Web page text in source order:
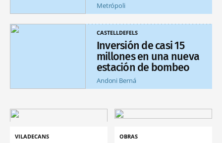
Metrópoli
CASTELLDEFELS
Inversión de casi 15
millones en una nueva
estación de bombeo
Andoni Berná
VILADECANS OBRAS